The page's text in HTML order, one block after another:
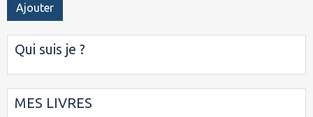
Ajouter
Qui suis je ?
MES LIVRES